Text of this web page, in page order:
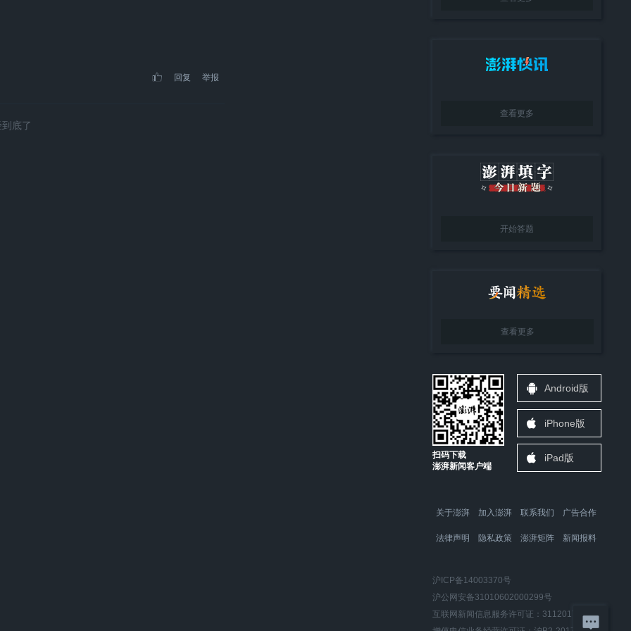
回复 举报
底了
查看更多
开始答题
查看更多
扫码下载
澎湃新闻客户端
Android版
iPhone版
iPad版
关于澎湃 加入澎湃 联系我们 广告合作
法律声明 隐私政策 澎湃矩阵 新闻报料
沪ICP备14003370号
沪公网安备31010602000299号
互联网新闻信息服务许可证：31120170006